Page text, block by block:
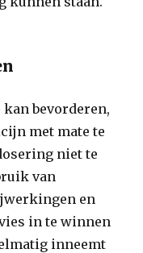
bevorderen,
met mate te
niet te
van
en
in te winnen
inneemt